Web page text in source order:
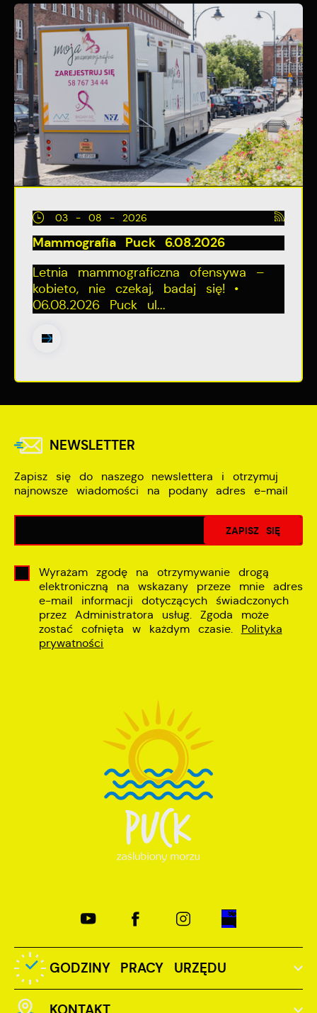
03 - 08 - 2026
Mammografia Puck 6.08.2026
Letnia mammograficzna ofensywa –
kobieto, nie czekaj, badaj się! •
06.08.2026 Puck ul...
NEWSLETTER
Zapisz się do naszego newslettera i otrzymuj
najnowsze wiadomości na podany adres e-mail
Wyrażam zgodę na otrzymywanie drogą
elektroniczną na wskazany przeze mnie adres
e-mail informacji dotyczących świadczonych
przez Administratora usług. Zgoda może
zostać cofnięta w każdym czasie. Polityka
prywatności
GODZINY PRACY URZĘDU